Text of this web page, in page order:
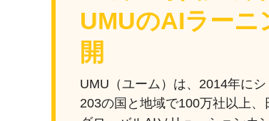
UMUのAIラーニ
開
UMU（ユーム）は、2014年に
203の国と地域で100万社以上